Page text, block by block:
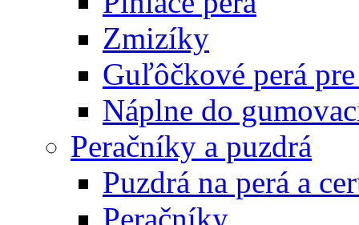
Zmizíky
Guľôčkové perá
Náplne do
Peračníky a puzdrá
Puzdrá na perá a
Peračníky